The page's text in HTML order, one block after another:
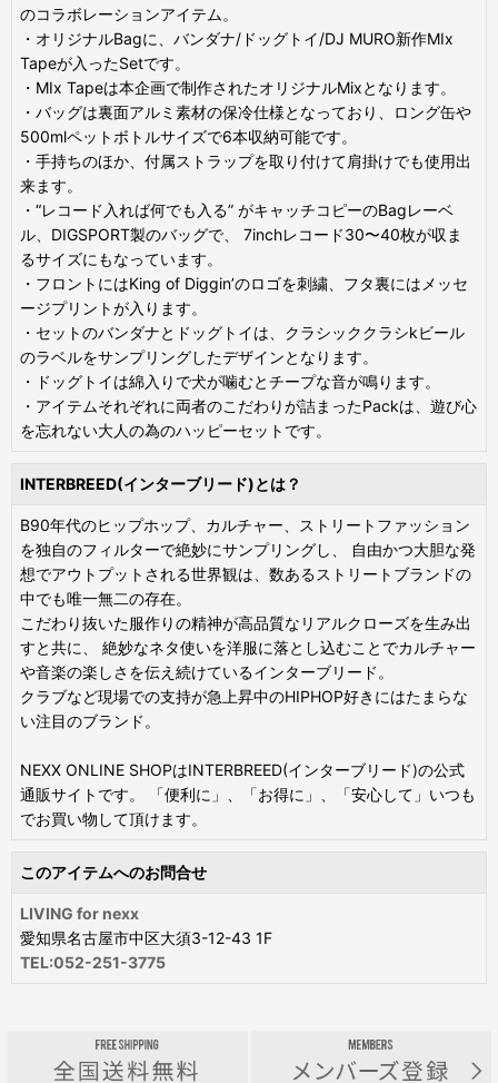
のコラボレーションアイテム。
・オリジナルBagに、バンダナ/ドッグトイ/DJ MURO新作MIx
Tapeが入ったSetです。
・MIx Tapeは本企画で制作されたオリジナルMixとなります。
・バッグは裏面アルミ素材の保冷仕様となっており、ロング缶や
500mlペットボトルサイズで6本収納可能です。
・手持ちのほか、付属ストラップを取り付けて肩掛けでも使用出
来ます。
・“レコード入れば何でも入る” がキャッチコピーのBagレーベ
ル、DIGSPORT製のバッグで、 7inchレコード30〜40枚が収ま
るサイズにもなっています。
・フロントにはKing of Diggin’のロゴを刺繍、フタ裏にはメッセ
ージプリントが入ります。
・セットのバンダナとドッグトイは、クラシッククラシkビール
のラベルをサンプリングしたデザインとなります。
・ドッグトイは綿入りで犬が噛むとチープな音が鳴ります。
・アイテムそれぞれに両者のこだわりが詰まったPackは、遊び心
を忘れない大人の為のハッピーセットです。
INTERBREED(インターブリード)とは？
B90年代のヒップホップ、カルチャー、ストリートファッション
を独自のフィルターで絶妙にサンプリングし、 自由かつ大胆な発
想でアウトプットされる世界観は、数あるストリートブランドの
中でも唯一無二の存在。
こだわり抜いた服作りの精神が高品質なリアルクローズを生み出
すと共に、 絶妙なネタ使いを洋服に落とし込むことでカルチャー
や音楽の楽しさを伝え続けているインターブリード。
クラブなど現場での支持が急上昇中のHIPHOP好きにはたまらな
い注目のブランド。
NEXX ONLINE SHOPはINTERBREED(インターブリード)の公式
通販サイトです。 「便利に」、「お得に」、「安心して」いつも
でお買い物して頂けます。
このアイテムへのお問合せ
LIVING for nexx
愛知県名古屋市中区大須3-12-43 1F
TEL:052-251-3775